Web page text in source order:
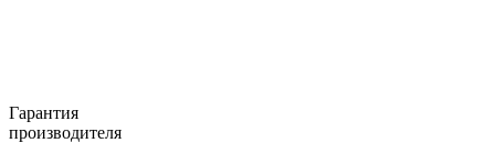
Гарантия
производителя